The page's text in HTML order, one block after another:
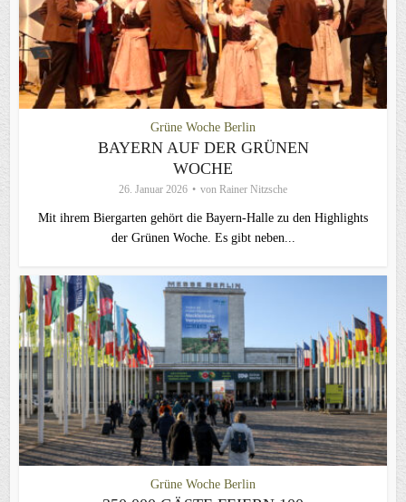
Grüne Woche Berlin
BAYERN AUF DER GRÜNEN
WOCHE
26. Januar 2026 von Rainer Nitzsche
Mit ihrem Biergarten gehört die Bayern-Halle zu den Highlights
der Grünen Woche. Es gibt neben...
Grüne Woche Berlin